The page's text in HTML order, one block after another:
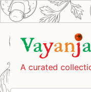
A curated